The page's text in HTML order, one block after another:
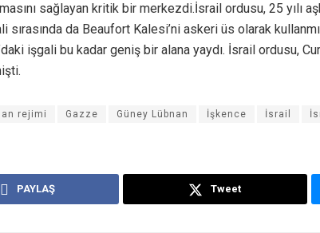
sağlayan kritik bir merkezdi.İsrail ordusu, 25 yılı
sırasında da Beaufort Kalesi’ni askeri üs olarak
işgali bu kadar geniş bir alana yaydı. İsrail ordusu,
rejimi Gazze Güney Lübnan İşkence İsrail
PAYLAŞ Tweet